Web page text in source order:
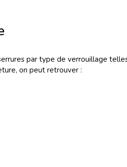
par type de verrouillage
on peut retrouver :